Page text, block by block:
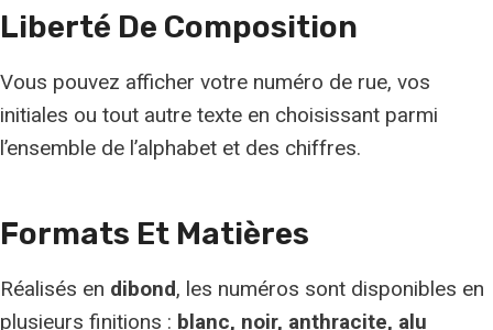
Liberté De Composition
Vous pouvez afficher votre numéro de rue, vos
initiales ou tout autre texte en choisissant parmi
l’ensemble de l’alphabet et des chiffres.
Formats Et Matières
Réalisés en dibond, les numéros sont disponibles en
plusieurs finitions : blanc, noir, anthracite, alu